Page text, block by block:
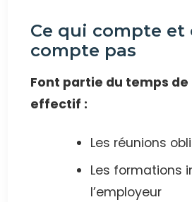
Ce qui compte et
compte pas
Font partie du temps
effectif :
Les réunions
Les formations
l’employeur